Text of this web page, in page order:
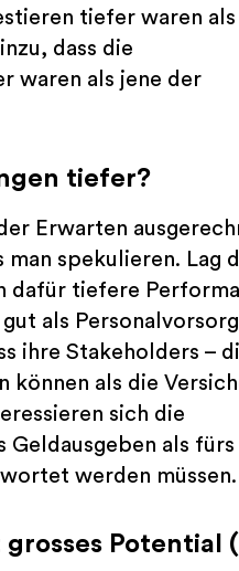
tiefer waren als
dass die
waren als jene der
tiefer?
Erwarten
spekulieren. Lag
dafür tiefere
als
ihre Stakeholders –
als die
sich die
als fürs
werden müssen.
Potential